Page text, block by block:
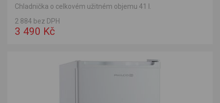
Chladnička o celkovém užitném objemu 41 l.
2 884 bez DPH
3 490 Kč